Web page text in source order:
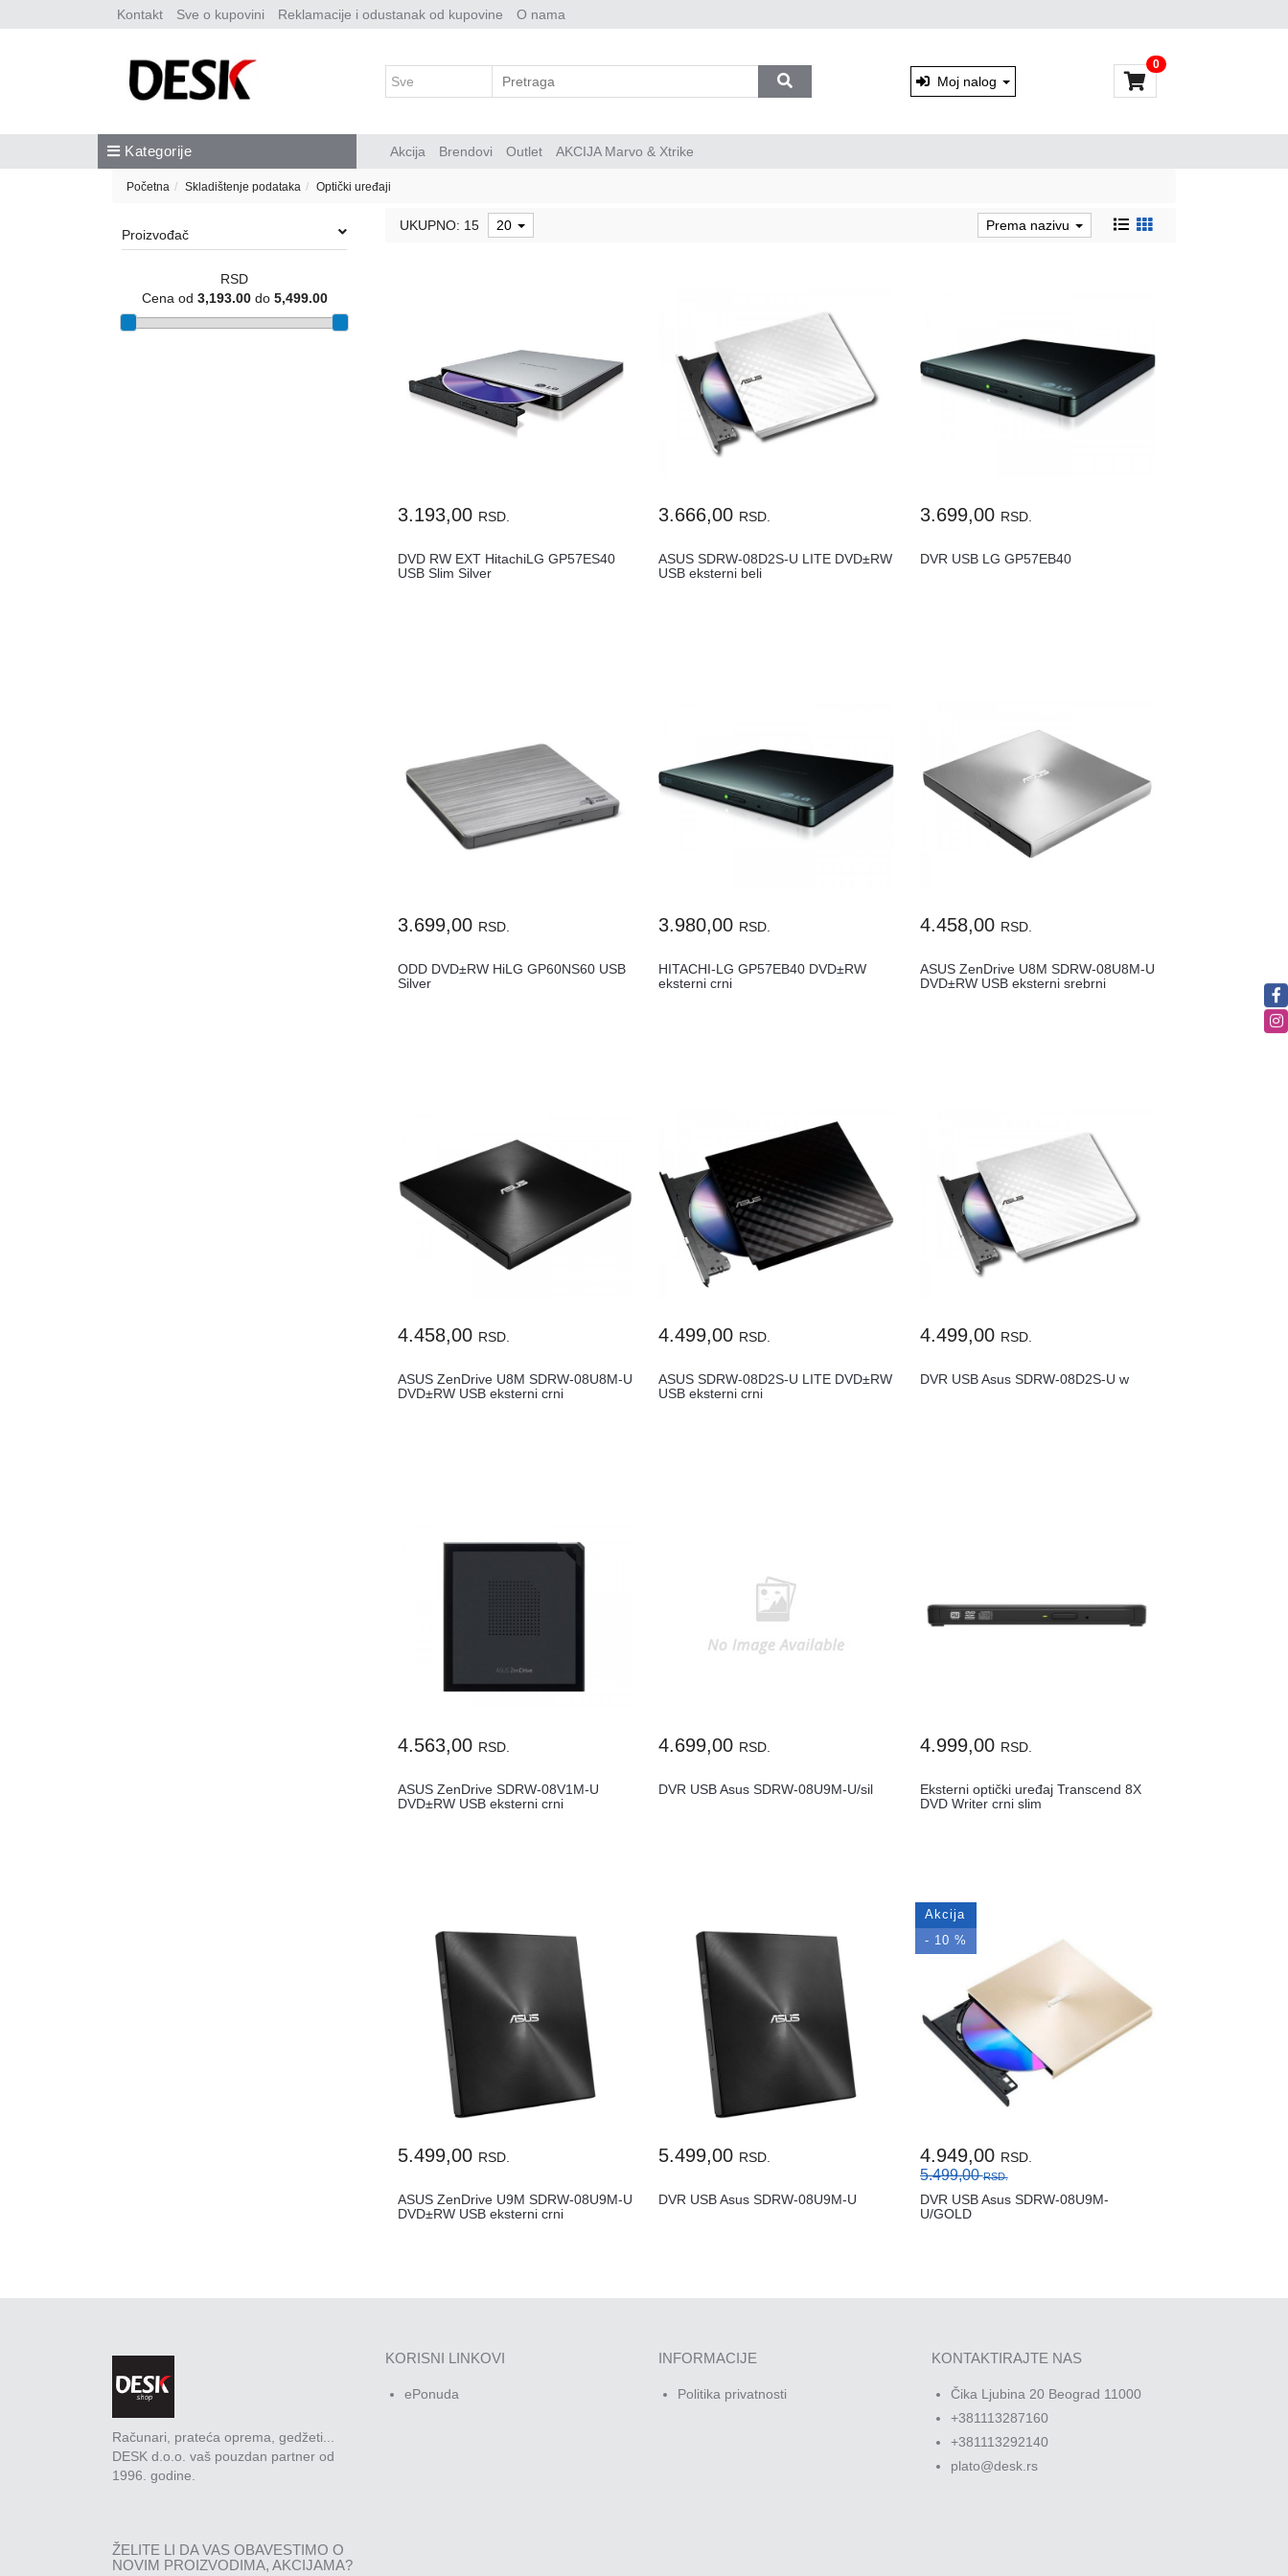
Kontakt Sve o kupovini Reklamacije i odustanak od kupovine O nama
Moj nalog
0
Kategorije Akcija Brendovi Outlet AKCIJA Marvo & Xtrike
Početna Skladištenje podataka Optički uređaji
Proizvođač
RSD
Cena od 3,193.00do 5,499.00
UKUPNO: 15 20 Prema nazivu
3.193,00 RSD.
DVD RW EXT HitachiLG GP57ES40
USB Slim Silver
3.666,00 RSD.
ASUS SDRW-08D2S-U LITE DVD±RW
USB eksterni beli
3.699,00 RSD.
DVR USB LG GP57EB40
3.699,00 RSD.
ODD DVD±RW HiLG GP60NS60 USB
Silver
3.980,00 RSD.
HITACHI-LG GP57EB40 DVD±RW
eksterni crni
4.458,00 RSD.
ASUS ZenDrive U8M SDRW-08U8M-U
DVD±RW USB eksterni srebrni
4.458,00 RSD.
ASUS ZenDrive U8M SDRW-08U8M-U
DVD±RW USB eksterni crni
4.499,00 RSD.
ASUS SDRW-08D2S-U LITE DVD±RW
USB eksterni crni
4.499,00 RSD.
DVR USB Asus SDRW-08D2S-U w
4.563,00 RSD.
ASUS ZenDrive SDRW-08V1M-U
DVD±RW USB eksterni crni
4.699,00 RSD.
DVR USB Asus SDRW-08U9M-U/sil
4.999,00 RSD.
Eksterni optički uređaj Transcend 8X
DVD Writer crni slim
5.499,00 RSD.
ASUS ZenDrive U9M SDRW-08U9M-U
DVD±RW USB eksterni crni
5.499,00 RSD.
DVR USB Asus SDRW-08U9M-U
Akcija
- 10 %
4.949,00 RSD.
5.499,00RSD.
DVR USB Asus SDRW-08U9M-
U/GOLD
Računari, prateća oprema, gedžeti...
DESK d.o.o. vaš pouzdan partner od
1996. godine.
KORISNI LINKOVI
ePonuda
INFORMACIJE
Politika privatnosti
KONTAKTIRAJTE NAS
Čika Ljubina 20 Beograd 11000
+381113287160
+381113292140
plato@desk.rs
ŽELITE LI DA VAS OBAVESTIMO O
NOVIM PROIZVODIMA, AKCIJAMA?